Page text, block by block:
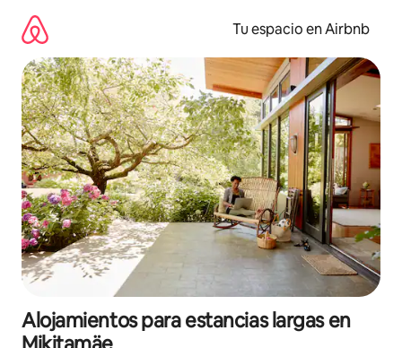
contenido
Tu espacio en Airbnb
Alojamientos para estancias largas en